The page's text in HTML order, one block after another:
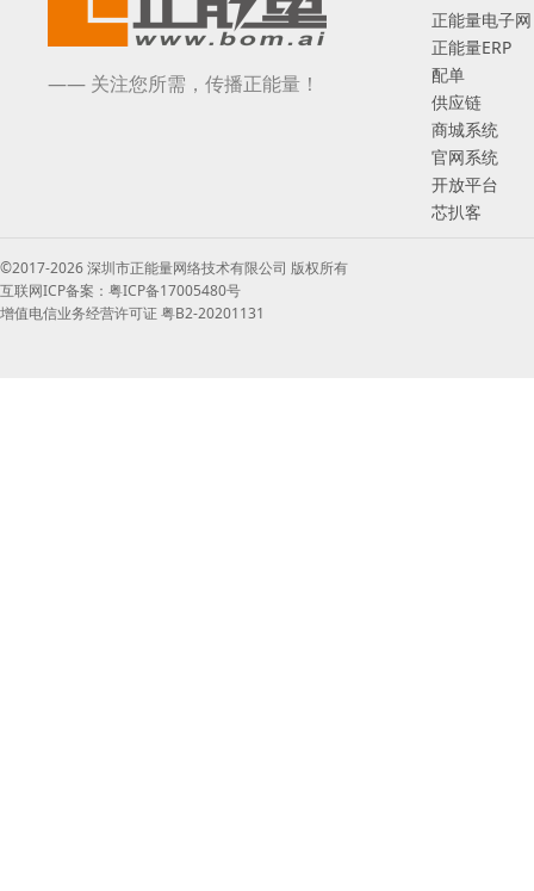
—— 关注您所需，传播正能量！
正能量电子网
正能量ERP
配单
供应链
商城系统
官网系统
开放平台
芯扒客
©2017-2026 深圳市正能量网络技术有限公司 版权所有
互联网ICP备案：粤ICP备17005480号
增值电信业务经营许可证 粤B2-20201131